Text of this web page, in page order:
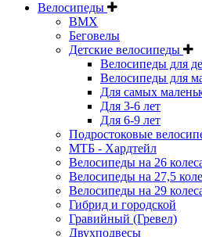
Велосипеды
BMX
Беговелы
Детские велосипеды
Велосипеды для
Велосипеды для
Для самых
Для 3-6 лет
Для 6-9 лет
Подростоковые
МТБ - Хардтейл
Велосипеды на 26
Велосипеды на 27,5
Велосипеды на 29
Гибрид и городской
Гравийный (Гревел)
Двухподвесы